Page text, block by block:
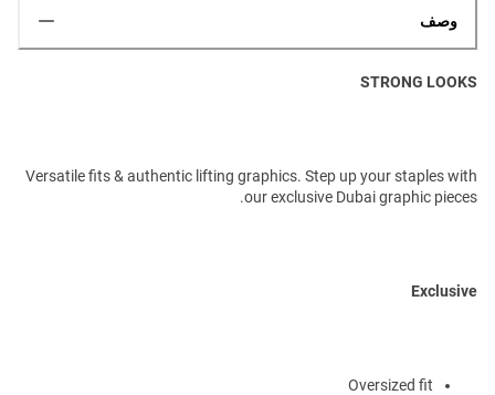
وصف
STRONG LOOKS
Versatile fits & authentic lifting graphics. Step up your staples with
our exclusive Dubai graphic pieces.
Exclusive
Oversized fit